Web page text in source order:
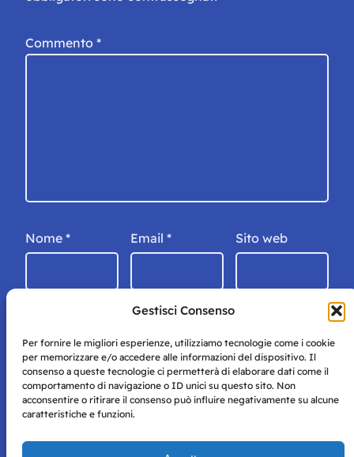
Gestisci Consenso
Per fornire le migliori esperienze, utilizziamo tecnologie come i cookie
per memorizzare e/o accedere alle informazioni del dispositivo. Il
consenso a queste tecnologie ci permetterà di elaborare dati come il
comportamento di navigazione o ID unici su questo sito. Non
acconsentire o ritirare il consenso può influire negativamente su alcune
caratteristiche e funzioni.
Commento *
Nome * Email * Sito web
Storie di Napoli è una testata registrata presso il tribunale di